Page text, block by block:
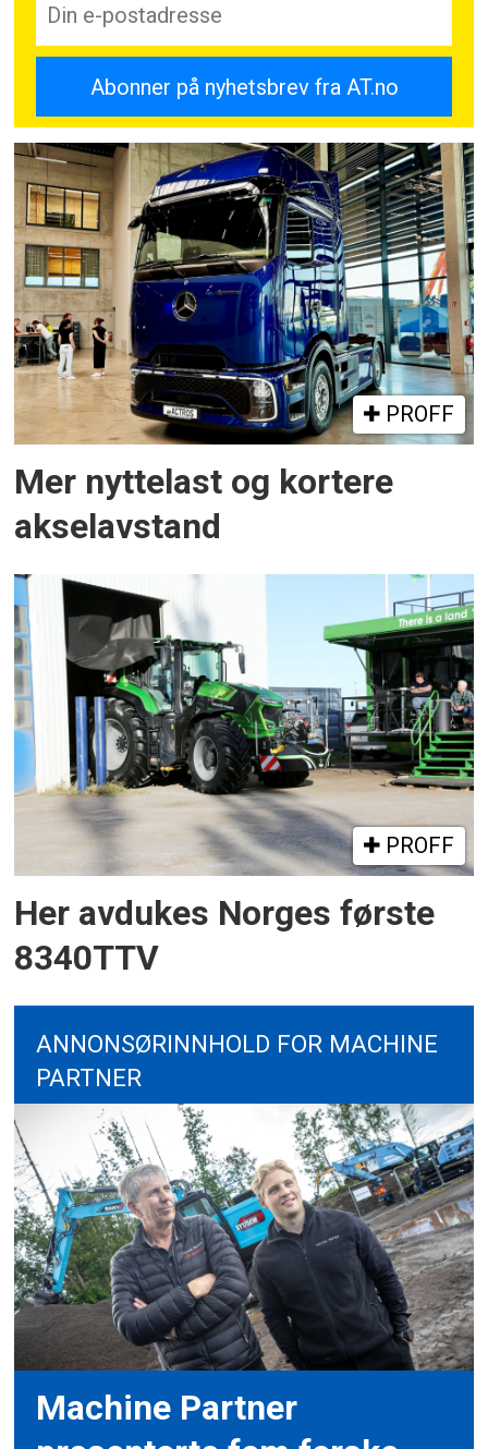
minilastere.
PROFF
Mer nyttelast og kortere
akselavstand
PROFF
Her avdukes Norges første
8340TTV
ANNONSØRINNHOLD FOR MACHINE
PARTNER
Machine Partner